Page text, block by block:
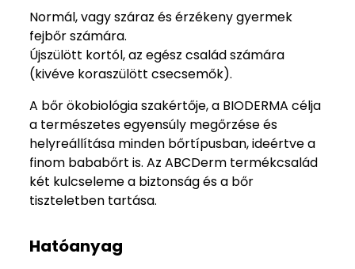
Normál, vagy száraz és érzékeny gyermek
fejbőr számára.
Újszülött kortól, az egész család számára
(kivéve koraszülött csecsemők).
A bőr ökobiológia szakértője, a BIODERMA célja
a természetes egyensúly megőrzése és
helyreállítása minden bőrtípusban, ideértve a
finom bababőrt is. Az ABCDerm termékcsalád
két kulcseleme a biztonság és a bőr
tiszteletben tartása.
Hatóanyag